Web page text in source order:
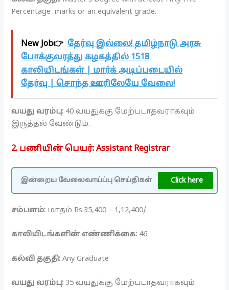
Percentage marks or an equivalent grade.
New Job👉 தேர்வு இல்லை! தமிழ்நாடு அரசு
போக்குவரத்து கழகத்தில் 1518
காலியிடங்கள் | மார்க் அடிப்படையில்
தேர்வு | சொந்த ஊரிலேயே வேலை!
வயது வரம்பு: 40 வயதுக்கு மேற்படாதவராகவும்
இருத்தல் வேண்டும்.
2. பணியின் பெயர்:Assistant Registrar
இன்றைய வேலைவாய்ப்பு செய்திகள் Click here
சம்பளம்: மாதம் Rs.35,400 – 1,12,400/-
காலியிடங்களின் எண்ணிக்கை: 46
கல்வி தகுதி: Any Graduate
வயது வரம்பு: 35 வயதுக்கு மேற்படாதவராகவும்